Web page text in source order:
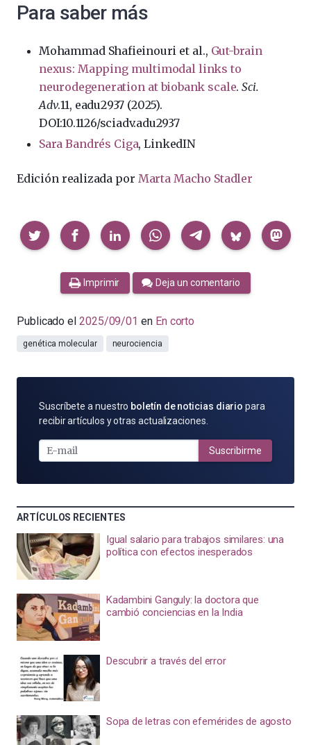
Para saber más
Mohammad Shafieinouri et al., Gut-brain
nexus: Mapping multimodal links to
neurodegeneration at biobank scale.Sci.
Adv.11, eadu2937 (2025).
DOI:10.1126/sciadv.adu2937
Sara Bandrés Ciga, LinkedIN
Edición realizada por Marta Macho Stadler
Compartir
Imprimir Deja un comentario
Publicado el 2025/09/01 en En corto
genética molecular neurociencia
SUSCRÍBETE
POR
MAIL
Suscríbete a nuestro boletín de noticias diario para
recibir artículos y otras actualizaciones.
Suscribirme
ARTÍCULOS RECIENTES
Igual salario para trabajos similares: una
política con efectos inesperados
Kadambini Ganguly: la doctora que
cambió conciencias en la India
Descubrir a través del error
Sopa de letras con efemérides de agosto